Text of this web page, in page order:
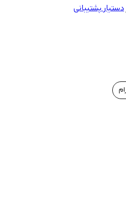
دستیار پشتیبانی